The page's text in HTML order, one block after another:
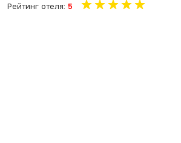
Рейтинг отеля: 5